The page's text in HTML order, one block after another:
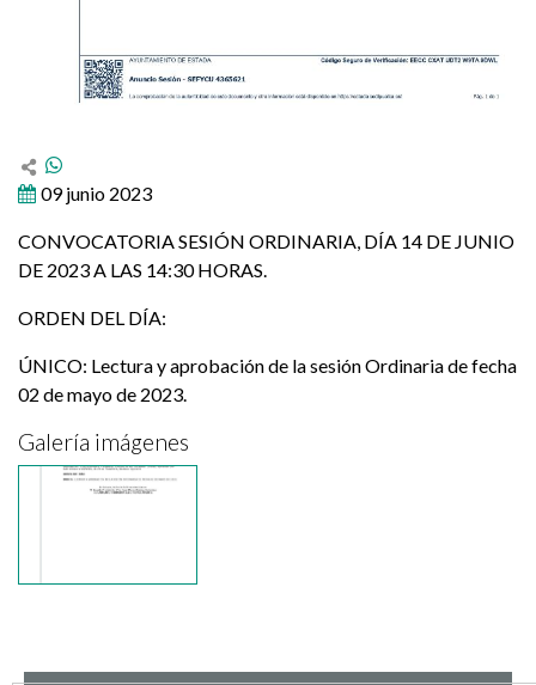
09 junio 2023
CONVOCATORIA SESIÓN ORDINARIA, DÍA 14 DE JUNIO
DE 2023 A LAS 14:30 HORAS.
ORDEN DEL DÍA:
ÚNICO: Lectura y aprobación de la sesión Ordinaria de fecha
02 de mayo de 2023.
Galería imágenes